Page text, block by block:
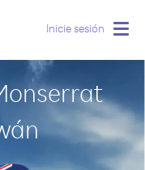
Inicie sesión